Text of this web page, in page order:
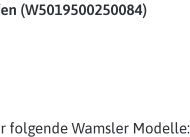
(W5019500250084)
folgende Wamsler Modelle: